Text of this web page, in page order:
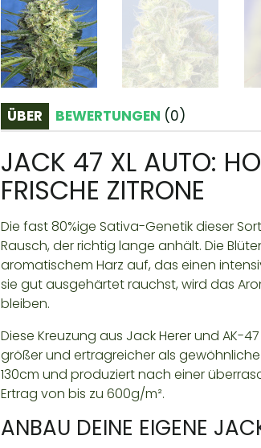
ÜBER BEWERTUNGEN (0)
JACK 47 XL AUTO:
FRISCHE ZITRONE
Die fast 80%ige Sativa-Genetik dieser
Rausch, der richtig lange anhält. Die
aromatischem Harz auf, das einen
sie gut ausgehärtet rauchst, wird das
bleiben.
Diese Kreuzung aus Jack Herer und AK-
größer und ertragreicher als
130cm und produziert nach einer
Ertrag von bis zu 600g/m².
ANBAU DEINE EIGENE